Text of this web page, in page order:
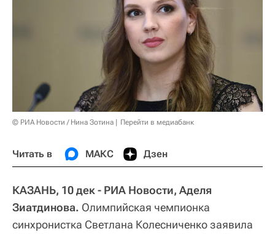
© РИА Новости / Нина Зотина Перейти в медиабанк
Читать в МАКС Дзен
КАЗАНЬ, 10 дек - РИА Новости, Аделя
Зиатдинова. Олимпийская чемпионка
синхронистка Светлана Колесниченко заявила